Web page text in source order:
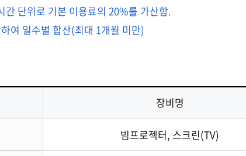
단위로 기본 이용료의 20%를 가산함.
여 일수별 합산(최대 1개월 미만)
장비명
빔프로젝터, 스크린(TV)